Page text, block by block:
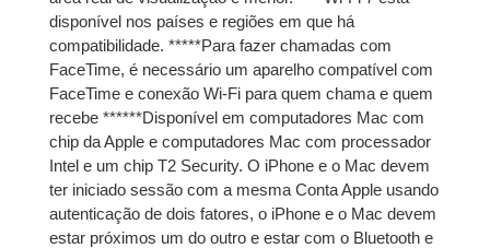
disponível nos países e regiões em que há
compatibilidade. *****Para fazer chamadas com
FaceTime, é necessário um aparelho compatível com
FaceTime e conexão Wi-Fi para quem chama e quem
recebe ******Disponível em computadores Mac com
chip da Apple e computadores Mac com processador
Intel e um chip T2 Security. O iPhone e o Mac devem
ter iniciado sessão com a mesma Conta Apple usando
autenticação de dois fatores, o iPhone e o Mac devem
estar próximos um do outro e estar com o Bluetooth e